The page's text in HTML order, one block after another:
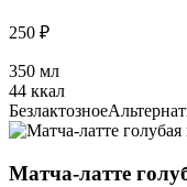
250 ₽
350 мл
44 ккал
Безлактозное
Матча-латте